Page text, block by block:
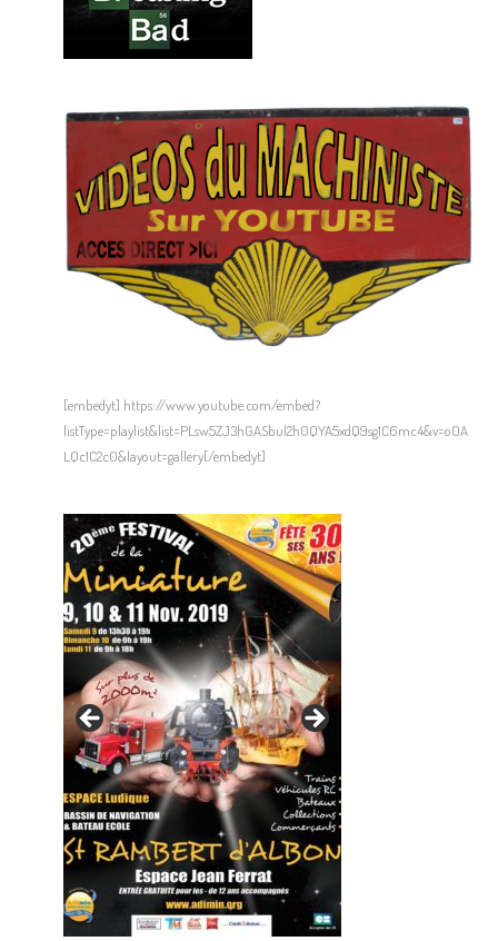
[embedyt] https://www.youtube.com/embed?
listType=playlist&list=PLsw5ZJ3hGASbul2h0QYA5xdQ9sg1C6mc4&v=o0A
LQc1C2c0&layout=gallery[/embedyt]